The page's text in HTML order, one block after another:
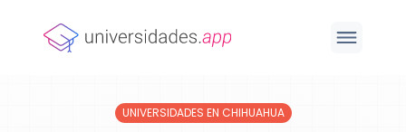
UNIVERSIDADES EN CHIHUAHUA